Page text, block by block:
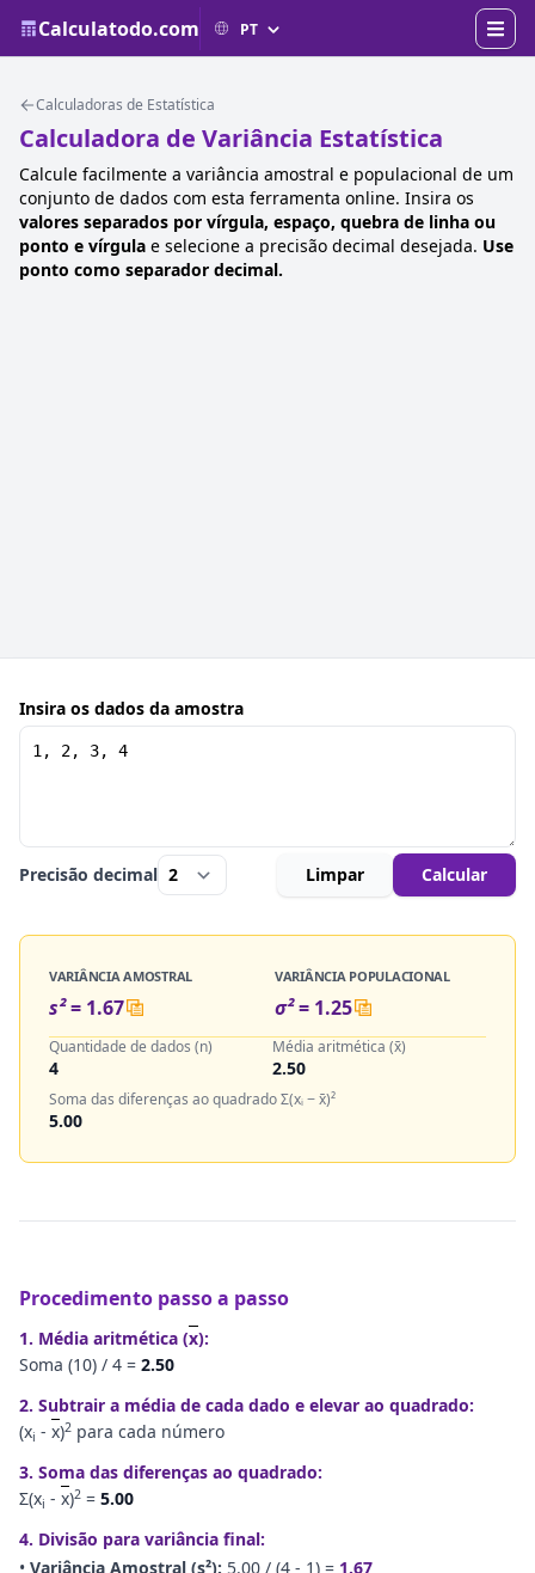
Calculatodo.com
Calculadoras de Estatística
Calculadora de Variância Estatística
Calcule facilmente a variância amostral e populacional de um
conjunto de dados com esta ferramenta online. Insira os
valores separados por vírgula, espaço, quebra de linha ou
ponto e vírgula e selecione a precisão decimal desejada. Use
ponto como separador decimal.
Insira os dados da amostra
Precisão decimal Limpar Calcular
VARIÂNCIA AMOSTRAL
s²= 1.67
VARIÂNCIA POPULACIONAL
σ²= 1.25
Quantidade de dados (n)
4
Média aritmética (x̄)
2.50
Soma das diferenças ao quadrado Σ(xᵢ − x̄)²
5.00
Procedimento passo a passo
1. Média aritmética (x):
Soma (10) / 4 = 2.50
2. Subtrair a média de cada dado e elevar ao quadrado:
(xi - x)2 para cada número
3. Soma das diferenças ao quadrado:
Σ(xi - x)2 = 5.00
4. Divisão para variância final:
• Variância Amostral (s²): 5.00 / (4 - 1) = 1.67